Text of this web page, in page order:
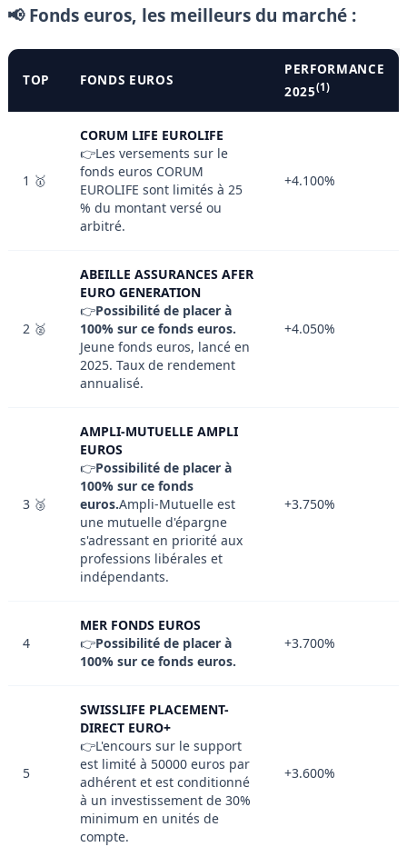
📢 Fonds euros, les meilleurs du marché :
TOP FONDS EUROS
PERFORMANCE
2025(1)
1 🥇
CORUM LIFE EUROLIFE
👉Les versements sur le
fonds euros CORUM
EUROLIFE sont limités à 25
% du montant versé ou
arbitré.
+4.100%
2 🥈
ABEILLE ASSURANCES AFER
EURO GENERATION
👉Possibilité de placer à
100% sur ce fonds euros.
Jeune fonds euros, lancé en
2025. Taux de rendement
annualisé.
+4.050%
3 🥉
AMPLI-MUTUELLE AMPLI
EUROS
👉Possibilité de placer à
100% sur ce fonds
euros.Ampli-Mutuelle est
une mutuelle d'épargne
s'adressant en priorité aux
professions libérales et
indépendants.
+3.750%
4
MER FONDS EUROS
👉Possibilité de placer à
100% sur ce fonds euros.
+3.700%
5
SWISSLIFE PLACEMENT-
DIRECT EURO+
👉L'encours sur le support
est limité à 50000 euros par
adhérent et est conditionné
à un investissement de 30%
minimum en unités de
compte.
+3.600%